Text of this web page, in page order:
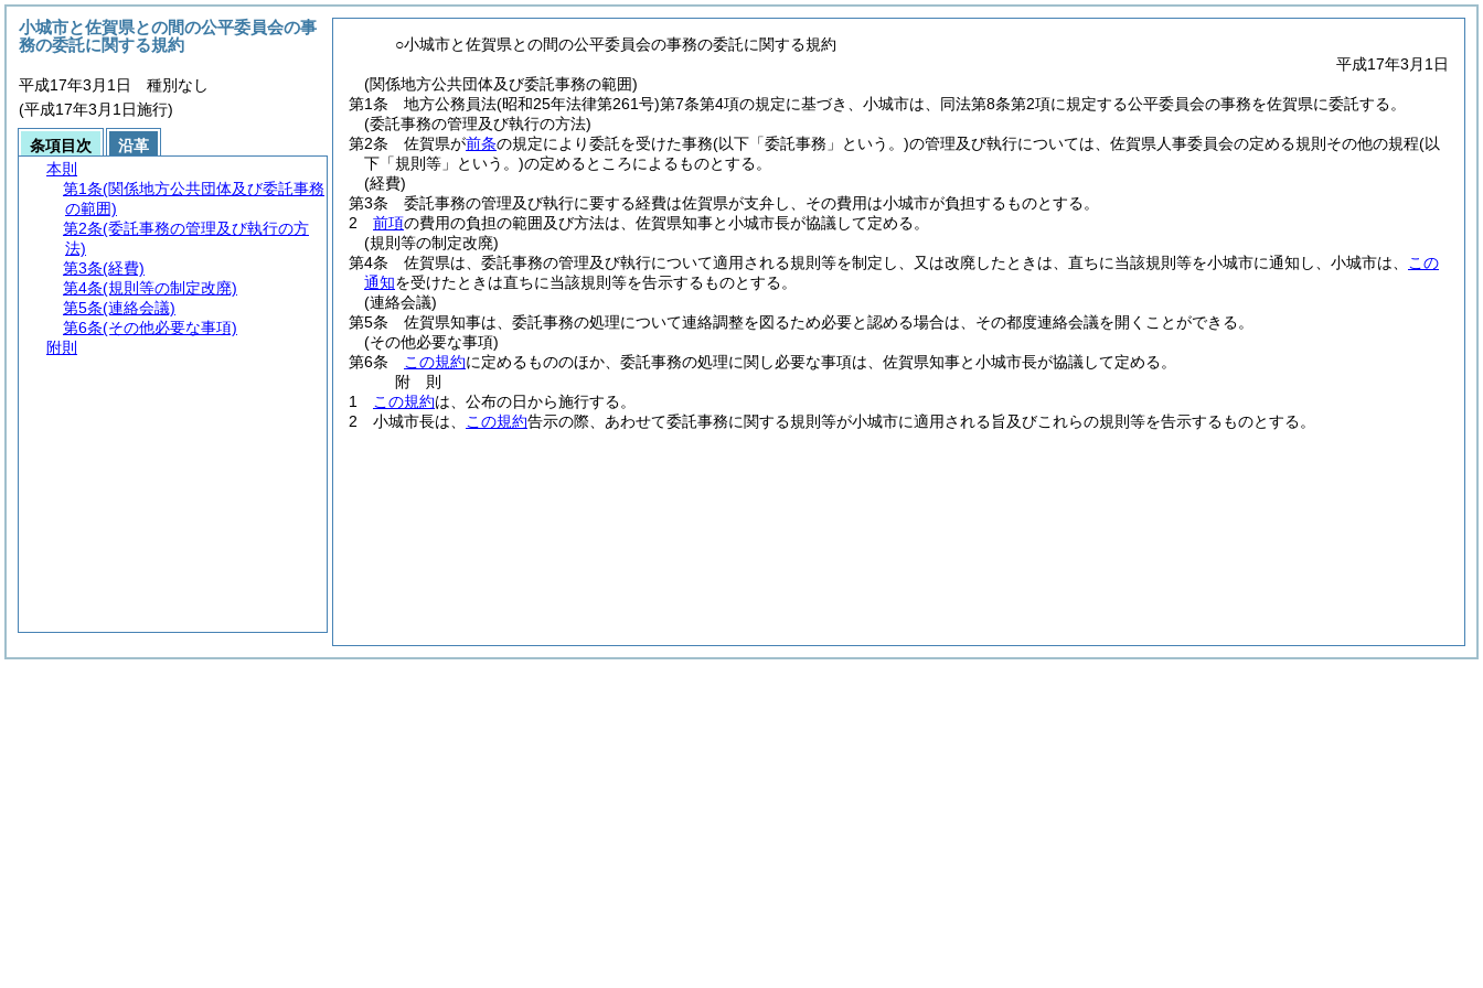
○小城市と佐賀県との間の公平委員会の事務の委託に関する規約
平成17年3月1日
(関係地方公共団体及び委託事務の範囲)
第1条
地方公務員法(昭和25年法律第261号)第7条第4項の規定に基づき、小城市は、同法第8条第2項に規定する公平委員会の事務を佐賀県に委託する。
(委託事務の管理及び執行の方法)
第2条
佐賀県が前条の規定により委託を受けた事務(以下「委託事務」という。)の管理及び執行については、佐賀県人事委員会の定める規則その他の規程(以
下「規則等」という。)の定めるところによるものとする。
(経費)
第3条
委託事務の管理及び執行に要する経費は佐賀県が支弁し、その費用は小城市が負担するものとする。
2
前項の費用の負担の範囲及び方法は、佐賀県知事と小城市長が協議して定める。
(規則等の制定改廃)
第4条
佐賀県は、委託事務の管理及び執行について適用される規則等を制定し、又は改廃したときは、直ちに当該規則等を小城市に通知し、小城市は、
この
通知を受けたときは直ちに当該規則等を告示するものとする。
(連絡会議)
第5条
佐賀県知事は、委託事務の処理について連絡調整を図るため必要と認める場合は、その都度連絡会議を開くことができる。
(その他必要な事項)
第6条
この規約に定めるもののほか、委託事務の処理に関し必要な事項は、佐賀県知事と小城市長が協議して定める。
附 則
1
この規約は、公布の日から施行する。
2
小城市長は、 この規約告示の際、あわせて委託事務に関する規則等が小城市に適用される旨及びこれらの規則等を告示するものとする。
小城市と佐賀県との間の公平委員会の事
務の委託に関する規約
平成17年3月1日 種別なし
(平成17年3月1日施行)
条項目次
沿革
本則
第1条(関係地方公共団体及び委託事務
の範囲)
第2条(委託事務の管理及び執行の方
法)
第3条(経費)
第4条(規則等の制定改廃)
第5条(連絡会議)
第6条(その他必要な事項)
附則